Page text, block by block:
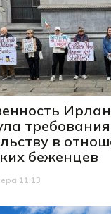
в
беженцев
11:13